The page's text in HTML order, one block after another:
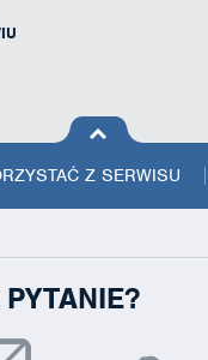
na górę
stronyZ SERWISU